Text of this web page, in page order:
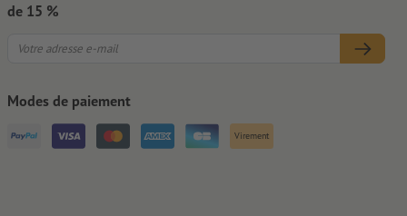
de 15 %
Modes de paiement
Virement